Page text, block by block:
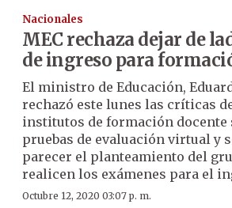
Nacionales
MEC rechaza dejar de
de ingreso para
El ministro de Educación,
rechazó este lunes las críticas
institutos de formación docente
pruebas de evaluación virtual y
parecer el planteamiento del
realicen los exámenes para el
Octubre 12, 2020 03:07 p. m.